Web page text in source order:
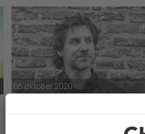
tweedegolfscenario van het CPB in.
06 oktober 2020
met de digitale fitheid van de